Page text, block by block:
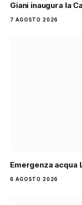
Giani inaugura la
7 AGOSTO 2026
Emergenza acqua
6 AGOSTO 2026